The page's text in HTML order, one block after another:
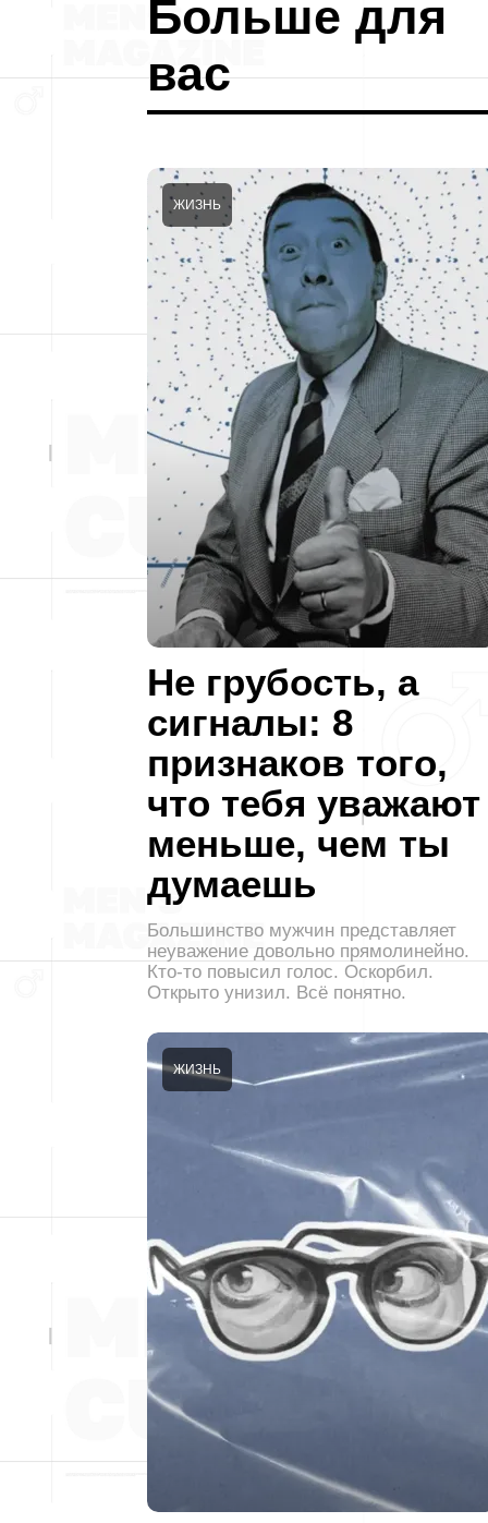
Больше для
вас
Не грубость, а
сигналы: 8
признаков того,
что тебя уважают
меньше, чем ты
думаешь
ЖИЗНЬ
Большинство мужчин представляет
неуважение довольно прямолинейно.
Кто-то повысил голос. Оскорбил.
Открыто унизил. Всё понятно.
ЖИЗНЬ